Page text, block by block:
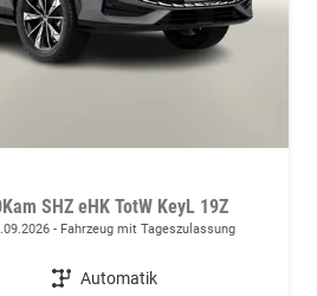
SHZ eHK TotW KeyL 19Z
Fahrzeug mit Tageszulassung
Getriebe Automatik